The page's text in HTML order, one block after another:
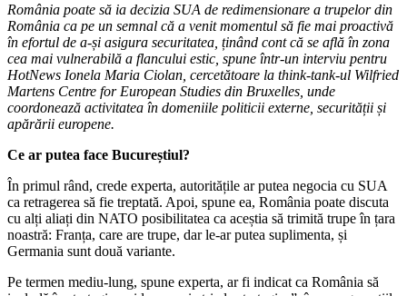
România poate să ia decizia SUA de redimensionare a trupelor din
România ca pe un semnal că a venit momentul să fie mai proactivă
în efortul de a-și asigura securitatea, ținând cont că se află în zona
cea mai vulnerabilă a flancului estic, spune într-un interviu pentru
HotNews Ionela Maria Ciolan, cercetătoare la think-tank-ul Wilfried
Martens Centre for European Studies din Bruxelles, unde
coordonează activitatea în domeniile politicii externe, securității și
apărării europene.
Ce ar putea face Bucureștiul?
În primul rând, crede experta, autoritățile ar putea negocia cu SUA
ca retragerea să fie treptată. Apoi, spune ea, România poate discuta
cu alți aliați din NATO posibilitatea ca aceștia să trimită trupe în țara
noastră: Franța, care are trupe, dar le-ar putea suplimenta, și
Germania sunt două variante.
Pe termen mediu-lung, spune experta, ar fi indicat ca România să